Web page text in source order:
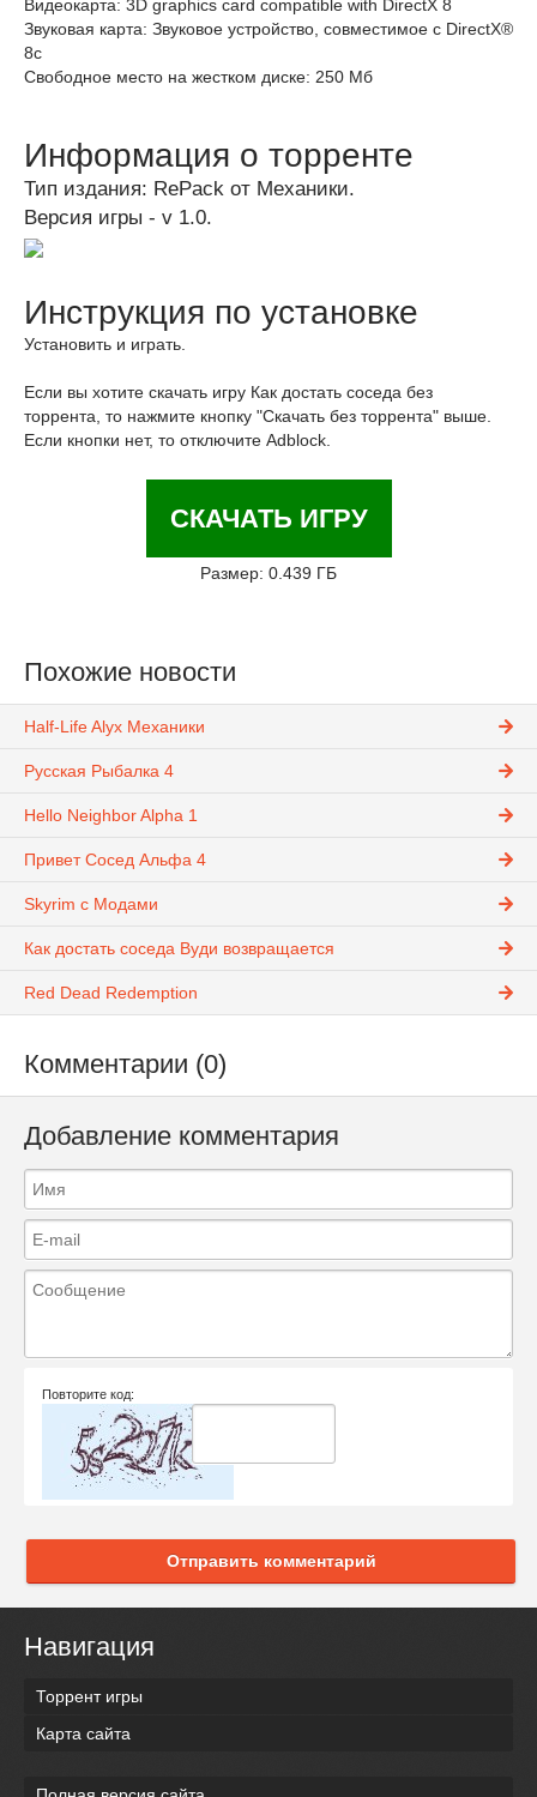
Видеокарта: 3D graphics card compatible with DirectX 8
Звуковая карта: Звуковое устройство, совместимое с DirectX®
8с
Свободное место на жестком диске: 250 Мб
Информация о торренте
Тип издания: RePack от Механики.
Версия игры - v 1.0.
Инструкция по установке
Установить и играть.
Если вы хотите скачать игру Как достать соседа без
торрента, то нажмите кнопку "Скачать без торрента" выше.
Если кнопки нет, то отключите Adblock.
СКАЧАТЬ ИГРУ
Размер: 0.439 ГБ
Похожие новости
Half-Life Alyx Механики
Русская Рыбалка 4
Hello Neighbor Alpha 1
Привет Сосед Альфа 4
Skyrim с Модами
Как достать соседа Вуди возвращается
Red Dead Redemption
Комментарии (0)
Добавление комментария
Повторите код:
Отправить комментарий
Навигация
Торрент игры
Карта сайта